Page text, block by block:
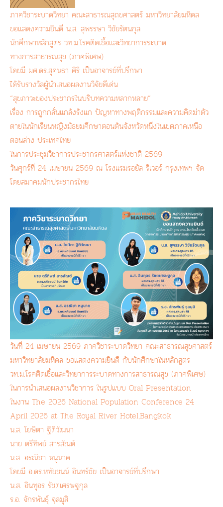
ภาควิชาระบาดวิทยา คณะสาธารณสุถขศาสตร์ มหาวิทยาลัยมหิดล
ขอแสดงความยินดี น.ส. สุพรรษา วิชัยรัตนกุล
นักศึกษาหลักสูตร วท.ม.โรคติดเชื้อและวิทยาการระบาด
ทางการสาธารณสุข (ภาคพิเศษ)
โดยมี ผศ.ดร.สุคนธา ศิริ เป็นอาจารย์ที่ปรึกษา
ได้รับรางวัลผู้นำเสนอผลงานวิจัยดีเด่น
“สุขภาวะของประชากรในบริบทความหลากหลาย”
เรื่อง การถูกกลั่นแกล้งรังแก ปัญหาทางพฤติกรรมและความคิดฆ่าตัว
ตายในนักเรียนหญิงมัธยมศึกษาตอนต้นจังหวัดหนึ่งในเขตภาคเหนือ
ตอนล่าง ประเทศไทย
ในการประชุมวิชาการประชากรศาสตร์แห่งชาติ 2569
วันศุกร์ที่ 24 เมษายน 2569 ณ โรงแรมรอยัล ริเวอร์ กรุงเทพฯ จัด
โดยสมาคมนักประชากรไทย
วันที่ 24 เมษายน 2569 ภาควิชาระบาดวิทยา คณะสาธารณสุขศาสตร์
มหาวิทยาลัยมหิดล ขอแสดงความยินดี กับนักศึกษาในหลักสูตร
วท.ม.โรคติดเชื้อและวิทยาการระบาดทางการสาธารณสุข (ภาคพิเศษ)
ในการนำเสนอผลงานวิชาการ ในรูปแบบ Oral Presentation
ในงาน The 2026 National Population Conference 24
April 2026 at The Royal River Hotel,Bangkok
น.ส. โยษิตา ฐิติวัฒนา
นาย ตรีทิพย์ สารสัณต์
น.ส. อรณิชา หนูนาค
โดยมี อ.ดร.หทัยชนน์ อินทร์ชัย เป็นอาจารย์ที่ปรึกษา
น.ส. อินทุอร รัชตเศรษฐกุล
ร.อ. จักรพันธุ์ จุลมุสิ